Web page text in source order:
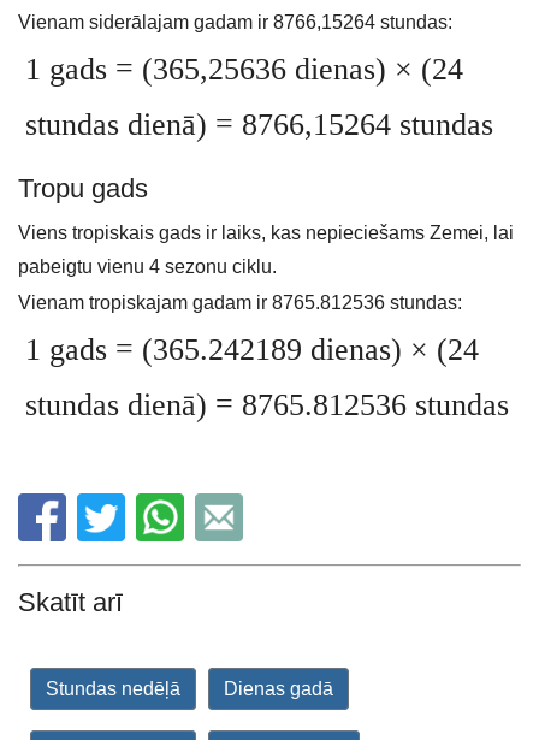
Vienam siderālajam gadam ir 8766,15264 stundas:
1 gads = (365,25636 dienas) × (24
stundas dienā) = 8766,15264 stundas
Tropu gads
Viens tropiskais gads ir laiks, kas nepieciešams Zemei, lai
pabeigtu vienu 4 sezonu ciklu.
Vienam tropiskajam gadam ir 8765.812536 stundas:
1 gads = (365.242189 dienas) × (24
stundas dienā) = 8765.812536 stundas
Skatīt arī
Stundas nedēļā Dienas gadā